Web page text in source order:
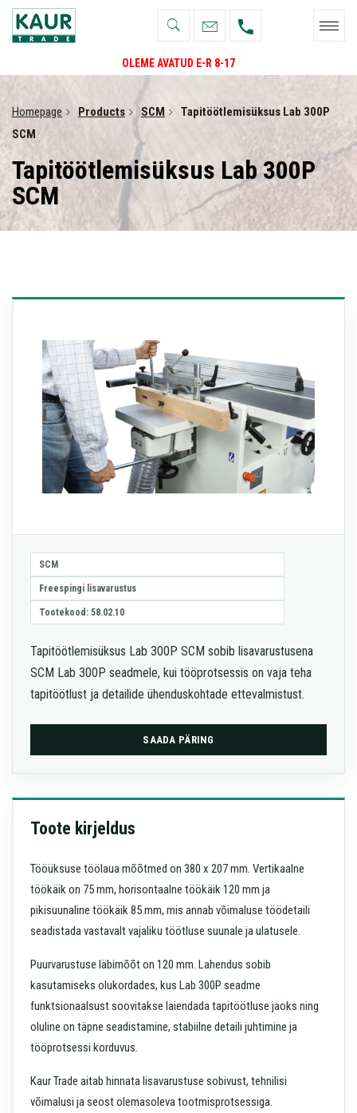
OLEME AVATUD E-R 8-17
Homepage Products SCM
Tapitöötlemisüksus Lab 300P
SCM
Tapitöötlemisüksus Lab 300P
SCM
SCM
Freespingi lisavarustus
Tootekood: 58.02.10
Tapitöötlemisüksus Lab 300P SCM sobib lisavarustusena
SCM Lab 300P seadmele, kui tööprotsessis on vaja teha
tapitöötlust ja detailide ühenduskohtade ettevalmistust.
SAADA PÄRING
Toote kirjeldus
Tööüksuse töölaua mõõtmed on 380 x 207 mm. Vertikaalne
töökäik on 75 mm, horisontaalne töökäik 120 mm ja
pikisuunaline töökäik 85 mm, mis annab võimaluse töödetaili
seadistada vastavalt vajaliku töötluse suunale ja ulatusele.
Puurvarustuse läbimõõt on 120 mm. Lahendus sobib
kasutamiseks olukordades, kus Lab 300P seadme
funktsionaalsust soovitakse laiendada tapitöötluse jaoks ning
oluline on täpne seadistamine, stabiilne detaili juhtimine ja
tööprotsessi korduvus.
Kaur Trade aitab hinnata lisavarustuse sobivust, tehnilisi
võimalusi ja seost olemasoleva tootmisprotsessiga.